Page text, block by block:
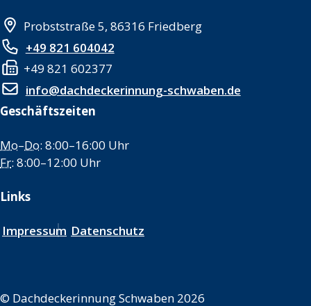
Probststraße 5, 86316 Friedberg
+49 821 604042
+49 821 602377
info@dachdeckerinnung-schwaben.de
Geschäftszeiten
Mo–Do: 8:00–16:00 Uhr
Fr: 8:00–12:00 Uhr
Links
Impressum Datenschutz
© Dachdeckerinnung Schwaben 2026